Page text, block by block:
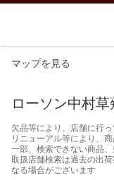
マップを見る
ローソン中村草
欠品等により、店舗に行
リニューアル等により、
一部、検索できない商品
取扱店舗検索は過去の出
なる場合がございます